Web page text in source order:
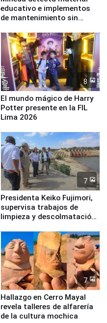
educativo e implementos
de mantenimiento sin
la UGEL 2
8
El mundo mágico de Harry
Potter presente en la FIL
Lima 2026
7
Presidenta Keiko Fujimori,
supervisa trabajos de
limpieza y descolmatación
7
Hallazgo en Cerro Mayal
revela talleres de alfarería
de la cultura mochica